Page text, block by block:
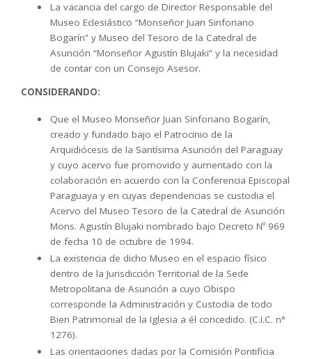
La vacancia del cargo de Director Responsable del
Museo Eclesiástico “Monseñor Juan Sinforiano
Bogarín” y Museo del Tesoro de la Catedral de
Asunción “Monseñor Agustín Blujaki” y la necesidad
de contar con un Consejo Asesor.
CONSIDERANDO:
Que el Museo Monseñor Juan Sinforiano Bogarín,
creado y fundado bajo el Patrocinio de la
Arquidiócesis de la Santísima Asunción del Paraguay
y cuyo acervo fue promovido y aumentado con la
colaboración en acuerdo con la Conferencia Episcopal
Paraguaya y en cuyas dependencias se custodia el
Acervo del Museo Tesoro de la Catedral de Asunción
Mons. Agustín Blujaki nombrado bajo Decreto Nº 969
de fecha 10 de octubre de 1994.
La existencia de dicho Museo en el espacio físico
dentro de la Jurisdicción Territorial de la Sede
Metropolitana de Asunción a cuyo Obispo
corresponde la Administración y Custodia de todo
Bien Patrimonial de la Iglesia a él concedido. (C.I.C. n°
1276).
Las orientaciones dadas por la Comisión Pontificia